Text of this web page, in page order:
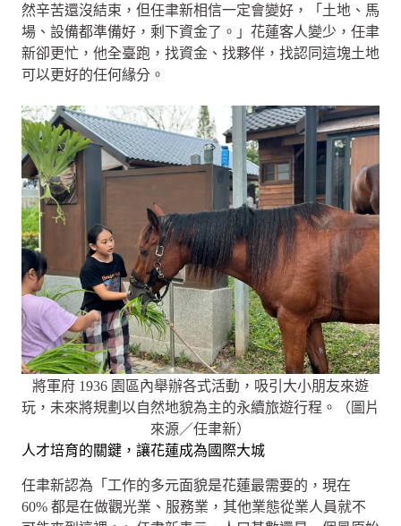
然辛苦還沒結束，但任聿新相信一定會變好，「土地、馬
場、設備都準備好，剩下資金了。」花蓮客人變少，任聿
新卻更忙，他全臺跑，找資金、找夥伴，找認同這塊土地
可以更好的任何緣分。
將軍府 1936 園區內舉辦各式活動，吸引大小朋友來遊
玩，未來將規劃以自然地貌為主的永續旅遊行程。（圖片
來源／任聿新）
人才培育的關鍵，讓花蓮成為國際大城
任聿新認為「工作的多元面貌是花蓮最需要的，現在
60% 都是在做觀光業、服務業，其他業態從業人員就不